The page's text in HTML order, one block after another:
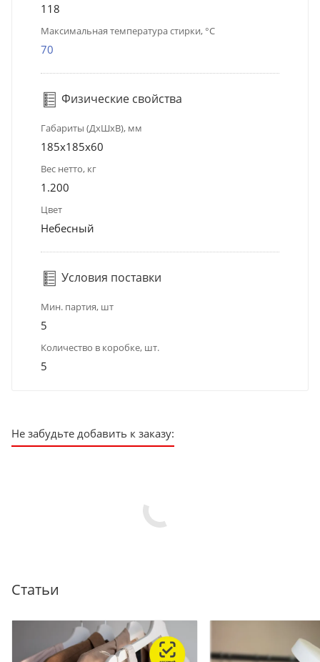
118
Максимальная температура стирки, °C
70
Физические свойства
Габариты (ДхШхВ), мм
185x185x60
Вес нетто, кг
1.200
Цвет
Небесный
Условия поставки
Мин. партия, шт
5
Количество в коробке, шт.
5
Не забудьте добавить к заказу:
Статьи